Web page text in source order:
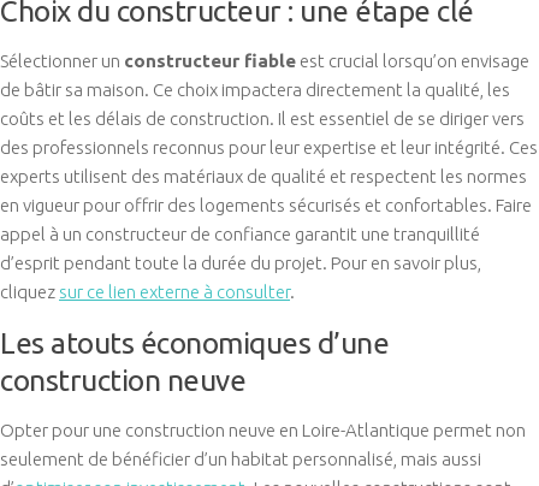
Choix du constructeur : une étape clé
Sélectionner un constructeur fiable est crucial lorsqu’on envisage
de bâtir sa maison. Ce choix impactera directement la qualité, les
coûts et les délais de construction. Il est essentiel de se diriger vers
des professionnels reconnus pour leur expertise et leur intégrité. Ces
experts utilisent des matériaux de qualité et respectent les normes
en vigueur pour offrir des logements sécurisés et confortables. Faire
appel à un constructeur de confiance garantit une tranquillité
d’esprit pendant toute la durée du projet. Pour en savoir plus,
cliquez sur ce lien externe à consulter.
Les atouts économiques d’une
construction neuve
Opter pour une construction neuve en Loire-Atlantique permet non
seulement de bénéficier d’un habitat personnalisé, mais aussi